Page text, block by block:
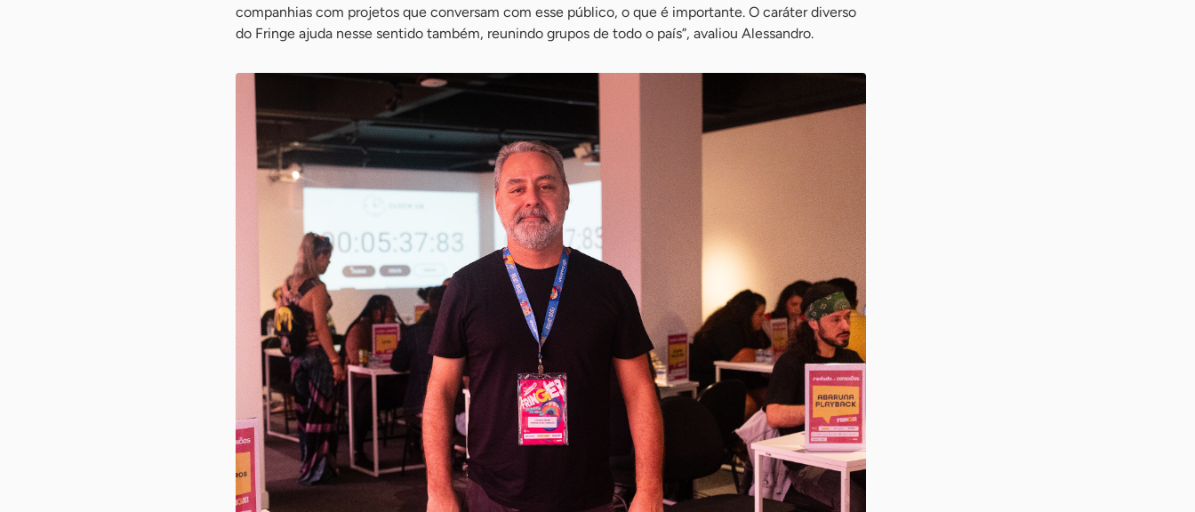
companhias com projetos que conversam com esse público, o que é importante. O caráter diverso
do Fringe ajuda nesse sentido também, reunindo grupos de todo o país”, avaliou Alessandro.